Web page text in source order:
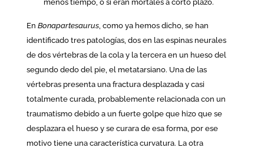
menos tiempo, o si eran mortales a corto plazo.
En Bonapartesaurus, como ya hemos dicho, se han
identificado tres patologías, dos en las espinas neurales
de dos vértebras de la cola y la tercera en un hueso del
segundo dedo del pie, el metatarsiano. Una de las
vértebras presenta una fractura desplazada y casi
totalmente curada, probablemente relacionada con un
traumatismo debido a un fuerte golpe que hizo que se
desplazara el hueso y se curara de esa forma, por ese
motivo tiene una característica curvatura. La otra